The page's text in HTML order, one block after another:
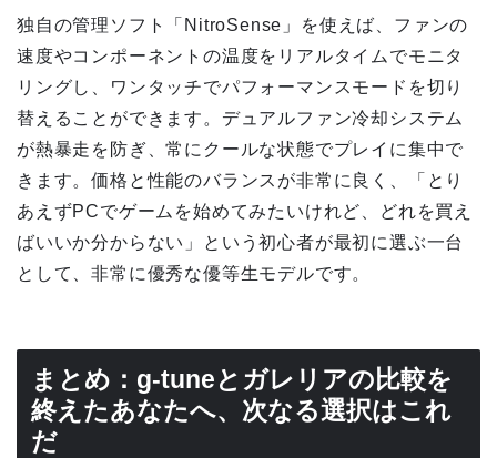
独自の管理ソフト「NitroSense」を使えば、ファンの
速度やコンポーネントの温度をリアルタイムでモニタ
リングし、ワンタッチでパフォーマンスモードを切り
替えることができます。デュアルファン冷却システム
が熱暴走を防ぎ、常にクールな状態でプレイに集中で
きます。価格と性能のバランスが非常に良く、「とり
あえずPCでゲームを始めてみたいけれど、どれを買え
ばいいか分からない」という初心者が最初に選ぶ一台
として、非常に優秀な優等生モデルです。
まとめ：g-tuneとガレリアの比較を
終えたあなたへ、次なる選択はこれ
だ